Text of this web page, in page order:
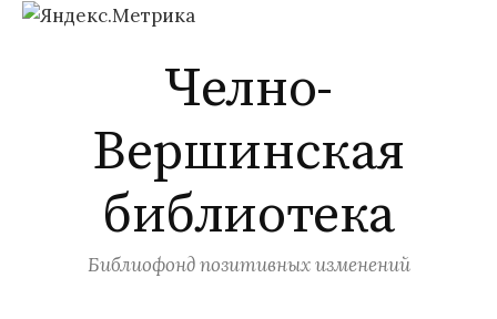
Челно-
Вершинская
библиотека
Библиофонд позитивных изменений